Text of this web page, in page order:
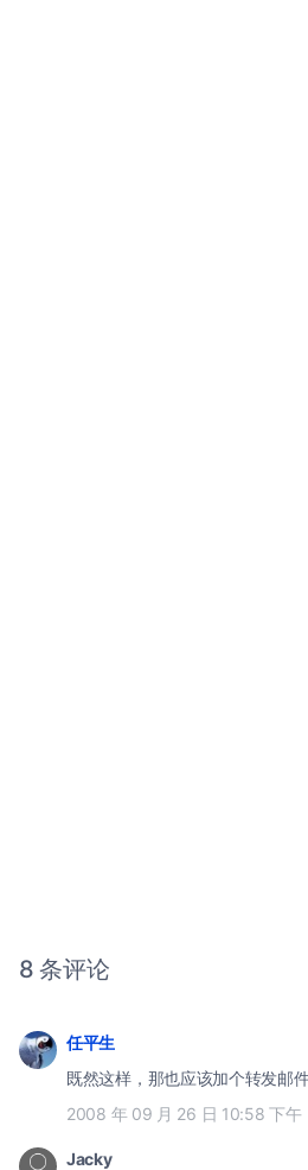
8 条评论
任平生
既然这样，那也应该加个转发邮
2008 年 09 月 26 日 10:58 下午
Jacky